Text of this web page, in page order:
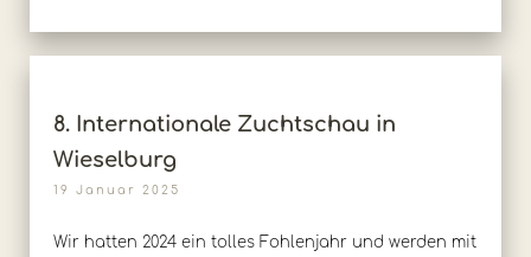
8. Internationale Zuchtschau in
Wieselburg
19 Januar 2025
Wir hatten 2024 ein tolles Fohlenjahr und werden mit